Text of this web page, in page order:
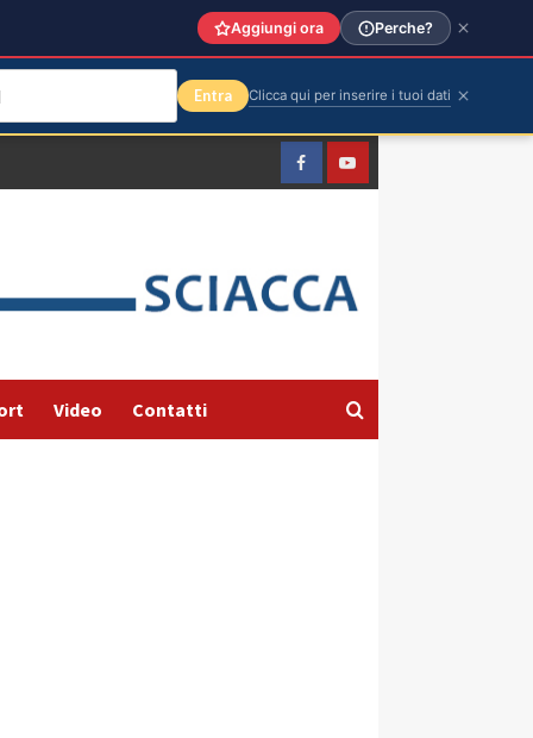
FacebookYountube
Video Contatti
Aggiungi ora Perche?
Entra Clicca qui per inserire i tuoi dati